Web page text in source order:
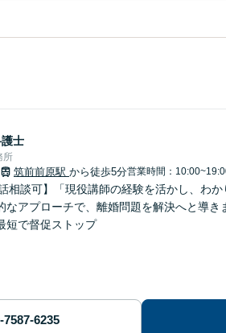
士
所
筑前前原駅 から徒歩5分営業時間：
相談可】「現役講師の経験を活かし、わ
なアプローチで、離婚問題を解決へと導
短で督促ストップ